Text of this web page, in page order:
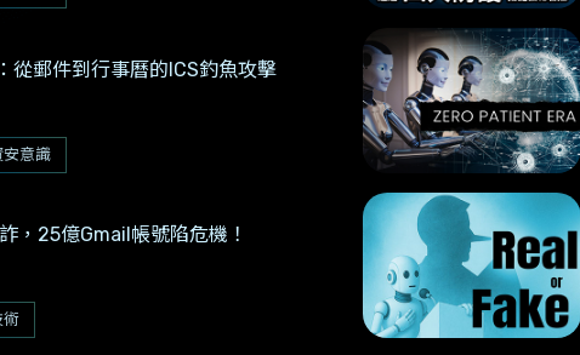
從郵件到行事曆的ICS釣魚攻擊
安意識
，25億Gmail帳號陷危機！
術